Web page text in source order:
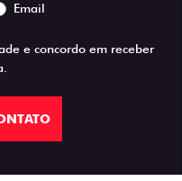
Email
e concordo em receber